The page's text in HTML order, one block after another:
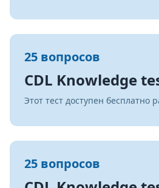
25 вопросов
CDL Knowledge
Этот тест доступен бесплатно
25 вопросов